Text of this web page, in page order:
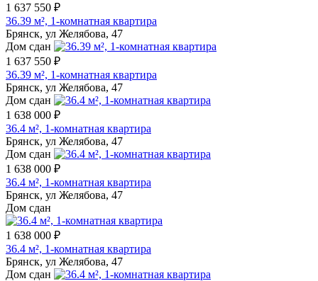
1 637 550 ₽
36.39 м², 1-комнатная квартира
Брянск, ул Желябова, 47
Дом сдан
1 637 550 ₽
36.39 м², 1-комнатная квартира
Брянск, ул Желябова, 47
Дом сдан
1 638 000 ₽
36.4 м², 1-комнатная квартира
Брянск, ул Желябова, 47
Дом сдан
1 638 000 ₽
36.4 м², 1-комнатная квартира
Брянск, ул Желябова, 47
Дом сдан
1 638 000 ₽
36.4 м², 1-комнатная квартира
Брянск, ул Желябова, 47
Дом сдан